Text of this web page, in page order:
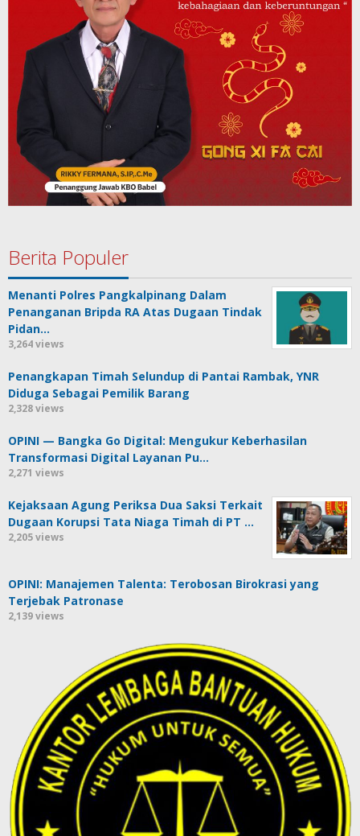
Berita Populer
Menanti Polres Pangkalpinang Dalam
Penanganan Bripda RA Atas Dugaan Tindak
Pidan…
3,264 views
Penangkapan Timah Selundup di Pantai Rambak, YNR
Diduga Sebagai Pemilik Barang
2,328 views
OPINI — Bangka Go Digital: Mengukur Keberhasilan
Transformasi Digital Layanan Pu…
2,271 views
Kejaksaan Agung Periksa Dua Saksi Terkait
Dugaan Korupsi Tata Niaga Timah di PT …
2,205 views
OPINI: Manajemen Talenta: Terobosan Birokrasi yang
Terjebak Patronase
2,139 views